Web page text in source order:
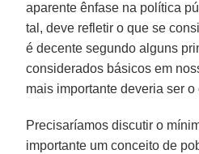
aparente ênfase na política
tal, deve refletir o que se
é decente segundo alguns
considerados básicos em
mais importante deveria ser
Precisaríamos discutir o
importante um conceito de